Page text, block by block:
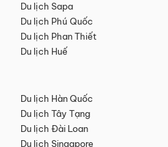
Du lịch Sapa
Du lịch Phú Quốc
Du lịch Phan Thiết
Du lịch Huế
Du lịch Hàn Quốc
Du lịch Tây Tạng
Du lịch Đài Loan
Du lịch Singapore